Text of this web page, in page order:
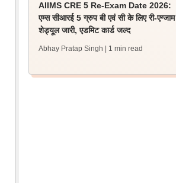
AIIMS CRE 5 Re-Exam Date 2026:
एम्स सीआरई 5 ग्रुप बी एवं सी के लिए री-एग्जाम
शेड्यूल जारी, एडमिट कार्ड जल्द
Abhay Pratap Singh | 1 min read